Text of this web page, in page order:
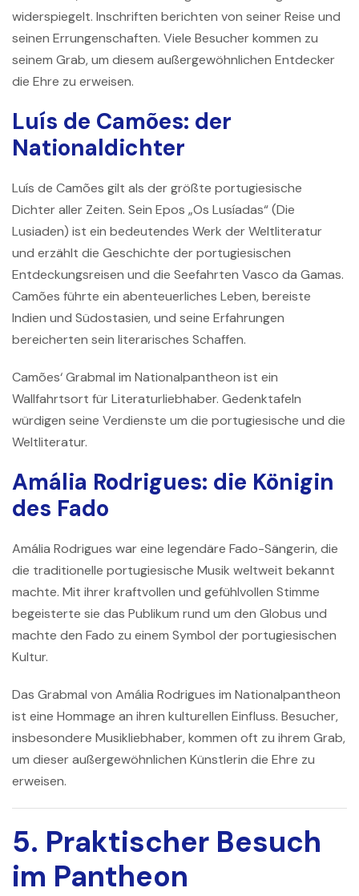
widerspiegelt. Inschriften berichten von seiner Reise und
seinen Errungenschaften. Viele Besucher kommen zu
seinem Grab, um diesem außergewöhnlichen Entdecker
die Ehre zu erweisen.
Luís de Camões: der
Nationaldichter
Luís de Camões gilt als der größte portugiesische
Dichter aller Zeiten. Sein Epos „Os Lusíadas“ (Die
Lusiaden) ist ein bedeutendes Werk der Weltliteratur
und erzählt die Geschichte der portugiesischen
Entdeckungsreisen und die Seefahrten Vasco da Gamas.
Camões führte ein abenteuerliches Leben, bereiste
Indien und Südostasien, und seine Erfahrungen
bereicherten sein literarisches Schaffen.
Camões‘ Grabmal im Nationalpantheon ist ein
Wallfahrtsort für Literaturliebhaber. Gedenktafeln
würdigen seine Verdienste um die portugiesische und die
Weltliteratur.
Amália Rodrigues: die Königin
des Fado
Amália Rodrigues war eine legendäre Fado-Sängerin, die
die traditionelle portugiesische Musik weltweit bekannt
machte. Mit ihrer kraftvollen und gefühlvollen Stimme
begeisterte sie das Publikum rund um den Globus und
machte den Fado zu einem Symbol der portugiesischen
Kultur.
Das Grabmal von Amália Rodrigues im Nationalpantheon
ist eine Hommage an ihren kulturellen Einfluss. Besucher,
insbesondere Musikliebhaber, kommen oft zu ihrem Grab,
um dieser außergewöhnlichen Künstlerin die Ehre zu
erweisen.
5. Praktischer Besuch
im Pantheon